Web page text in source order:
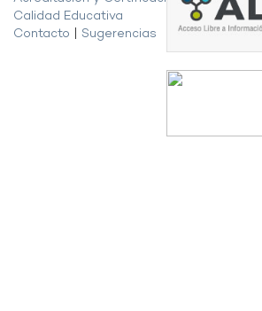
Calidad Educativa
Contacto
Sugerencias